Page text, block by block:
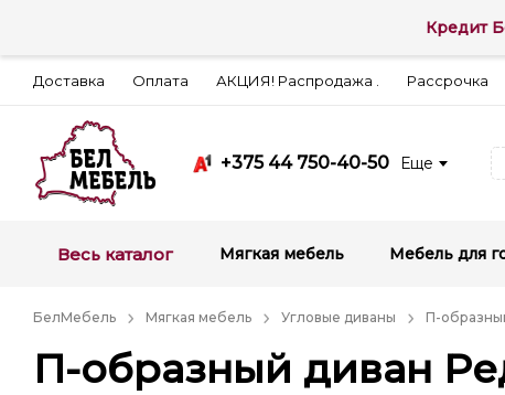
Доставка Оплата АКЦИЯ! Распродажа . Рассрочка
+375 44 750-40-50 Еще
Весь каталог Мягкая мебель Мебель для
БелМебель Мягкая мебель Угловые диваны П-
П-образный диван
Кредит